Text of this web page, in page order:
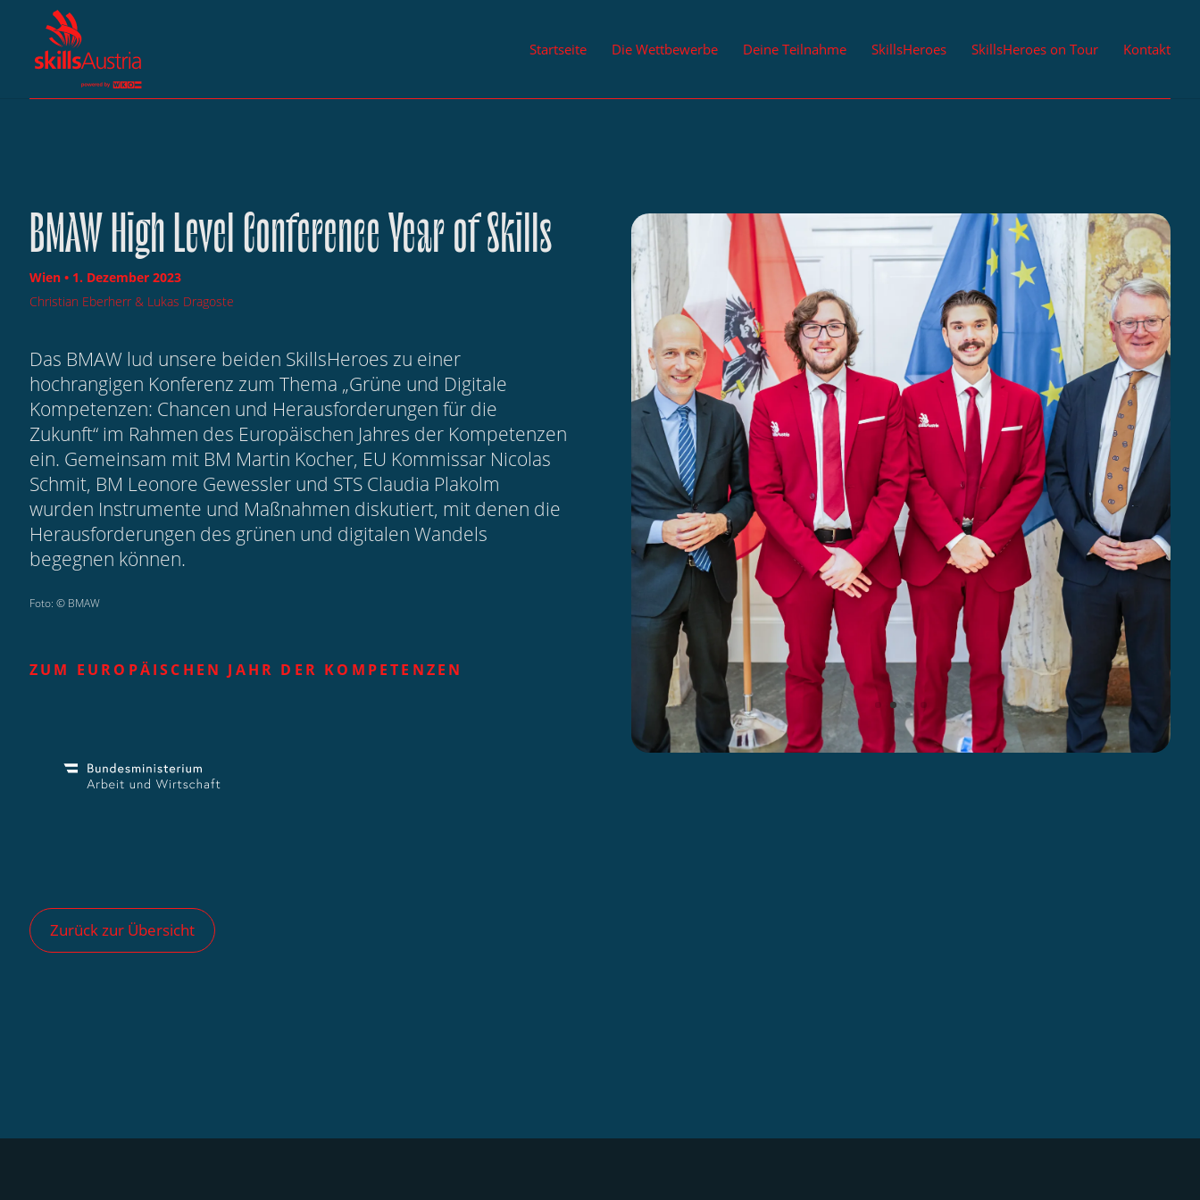
Startseite Die Wettbewerbe Deine Teilnahme SkillsHeroes SkillsHeroes on Tour Kontakt
BMAW High Level Conference Year of Skills
Wien • 1. Dezember 2023
Christian Eberherr & Lukas Dragoste
Das BMAW lud unsere beiden SkillsHeroes zu einer
hochrangigen Konferenz zum Thema „Grüne und Digitale
Kompetenzen: Chancen und Herausforderungen für die
Zukunft“ im Rahmen des Europäischen Jahres der Kompetenzen
ein. Gemeinsam mit BM Martin Kocher, EU Kommissar Nicolas
Schmit, BM Leonore Gewessler und STS Claudia Plakolm
wurden Instrumente und Maßnahmen diskutiert, mit denen die
Herausforderungen des grünen und digitalen Wandels
begegnen können.
Foto: © BMAW
ZUM EUROPÄISCHEN JAHR DER KOMPETENZEN
Zurück zur Übersicht